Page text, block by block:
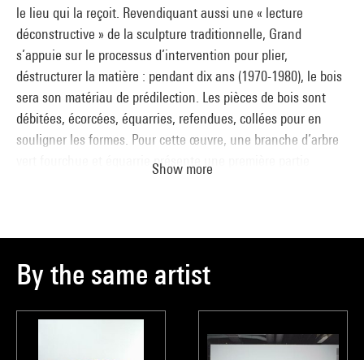
le lieu qui la reçoit. Revendiquant aussi une « lecture
déconstructive » de la sculpture traditionnelle, Grand
s’appuie sur le processus d’intervention pour plier,
déstructurer la matière : pendant dix ans (1970-1980), le bois
sera son matériau de prédilection. Les pièces de bois sont
débitées, écorcées, équarries, refendues, collées pour en
souligner les formes. Pour cette œuvre, une branche d’arbre
vert fourchue et équarrie présente une première partie
s’applique à supprimer à la fois le socle, tout jeu de lumière
sur la matière et toute expressivité. Il dit « essayer de faire
quelque chose qui n’ait d’autre statut que celui du matériel
Show more
By the same artist